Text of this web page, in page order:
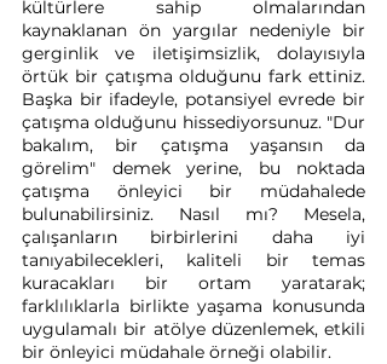
kültürlere sahip olmalarından
kaynaklanan ön yargılar nedeniyle bir
gerginlik ve iletişimsizlik, dolayısıyla
örtük bir çatışma olduğunu fark ettiniz.
Başka bir ifadeyle, potansiyel evrede bir
çatışma olduğunu hissediyorsunuz. "Dur
bakalım, bir çatışma yaşansın da
görelim" demek yerine, bu noktada
çatışma önleyici bir müdahalede
bulunabilirsiniz. Nasıl mı? Mesela,
çalışanların birbirlerini daha iyi
tanıyabilecekleri, kaliteli bir temas
kuracakları bir ortam yaratarak;
farklılıklarla birlikte yaşama konusunda
uygulamalı bir atölye düzenlemek, etkili
bir önleyici müdahale örneği olabilir.